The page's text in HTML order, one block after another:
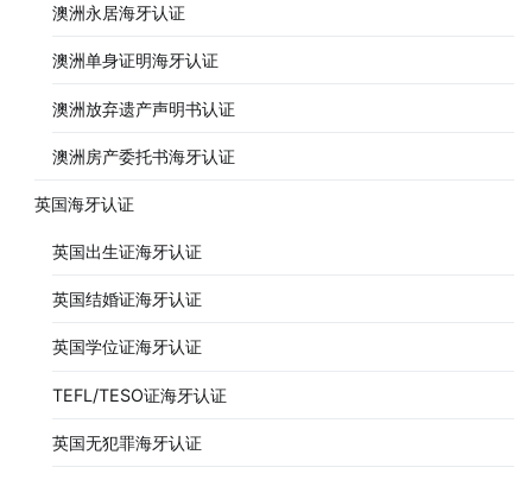
澳洲永居海牙认证
澳洲单身证明海牙认证
澳洲放弃遗产声明书认证
澳洲房产委托书海牙认证
英国海牙认证
英国出生证海牙认证
英国结婚证海牙认证
英国学位证海牙认证
TEFL/TESO证海牙认证
英国无犯罪海牙认证